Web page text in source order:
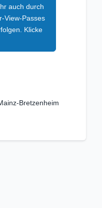
auch durch
View-Passes
Klicke
Bretzenheim